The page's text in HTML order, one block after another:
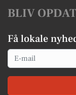
BLIV
Få lokale
Email